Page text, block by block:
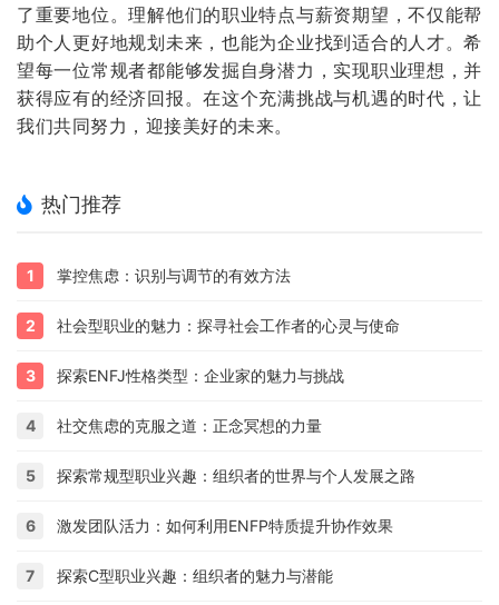
了重要地位。理解他们的职业特点与薪资期望，不仅能帮
助个人更好地规划未来，也能为企业找到适合的人才。希
望每一位常规者都能够发掘自身潜力，实现职业理想，并
获得应有的经济回报。在这个充满挑战与机遇的时代，让
我们共同努力，迎接美好的未来。
热门推荐
1 掌控焦虑：识别与调节的有效方法
2 社会型职业的魅力：探寻社会工作者的心灵与使命
3 探索ENFJ性格类型：企业家的魅力与挑战
4 社交焦虑的克服之道：正念冥想的力量
5 探索常规型职业兴趣：组织者的世界与个人发展之路
6 激发团队活力：如何利用ENFP特质提升协作效果
7 探索C型职业兴趣：组织者的魅力与潜能